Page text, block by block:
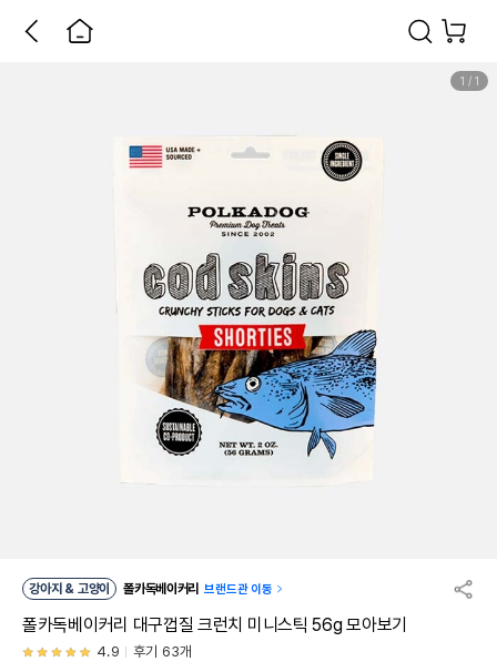
1 / 1
강아지 & 고양이 폴카독베이커리 브랜드관 이동
폴카독베이커리 대구껍질 크런치 미니스틱 56g 모아보기
4.9 후기 63개